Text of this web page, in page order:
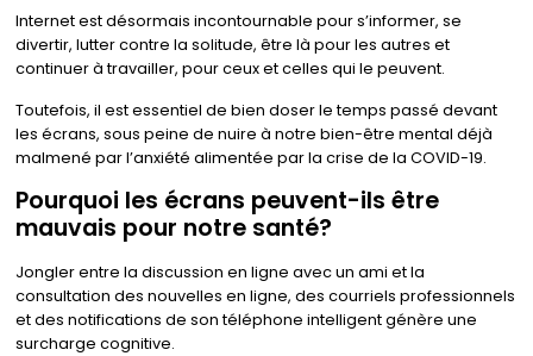
Internet est désormais incontournable pour s’informer, se
divertir, lutter contre la solitude, être là pour les autres et
continuer à travailler, pour ceux et celles qui le peuvent.
Toutefois, il est essentiel de bien doser le temps passé devant
les écrans, sous peine de nuire à notre bien-être mental déjà
malmené par l’anxiété alimentée par la crise de la COVID-19.
Pourquoi les écrans peuvent-ils être
mauvais pour notre santé?
Jongler entre la discussion en ligne avec un ami et la
consultation des nouvelles en ligne, des courriels professionnels
et des notifications de son téléphone intelligent génère une
surcharge cognitive.